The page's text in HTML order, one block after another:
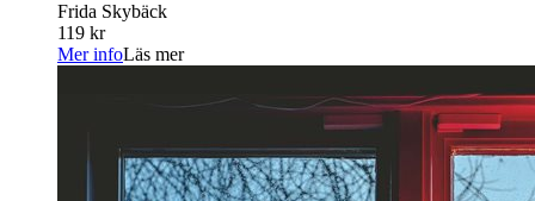
Frida Skybäck
119 kr
Mer infoLäs mer